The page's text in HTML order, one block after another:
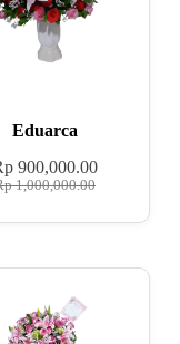
Eduarca
1,000,000.00
900,000.00